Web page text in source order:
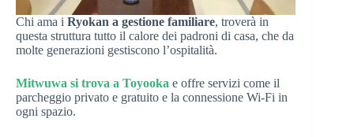
Chi ama i Ryokan a gestione familiare, troverà in
questa struttura tutto il calore dei padroni di casa, che da
molte generazioni gestiscono l’ospitalità.
Mitwuwa si trova a Toyooka e offre servizi come il
parcheggio privato e gratuito e la connessione Wi-Fi in
ogni spazio.